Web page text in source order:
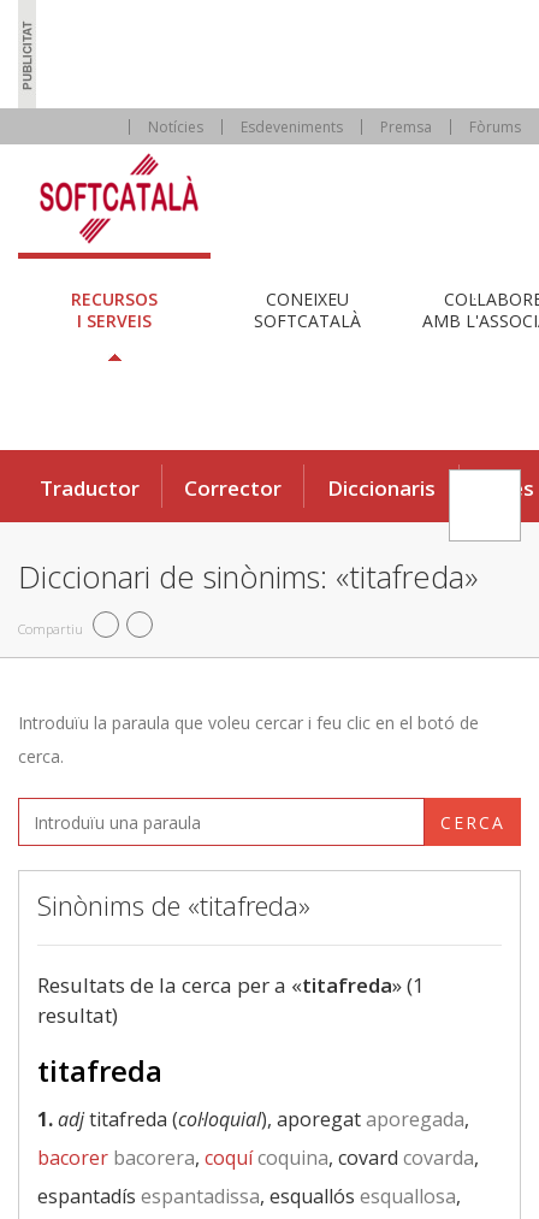
Notícies Esdeveniments Premsa Fòrums
RECURSOS
I SERVEIS
CONEIXEU
SOFTCATALÀ
AMB
Traductor Corrector Diccionaris Eines
Diccionari de sinònims: «titafreda»
Compartiu
Introduïu la paraula que voleu cercar i feu clic en el botó de
cerca.
CERCA
Sinònims de «titafreda»
Resultats de la cerca per a «titafreda» (1
resultat)
titafreda
1.adjtitafreda (col·loquial), aporegataporegada,
bacorer bacorera, coquícoquina, covard covarda,
espantadís espantadissa, esquallós esquallosa,